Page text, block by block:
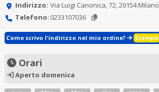
Indirizzo: Via Luigi Canonica, 72, 20154
Telefono: 0233107036
Come scrivo l'indirizzo nel mio ordine? Esempio
Orari
Aperto domenica